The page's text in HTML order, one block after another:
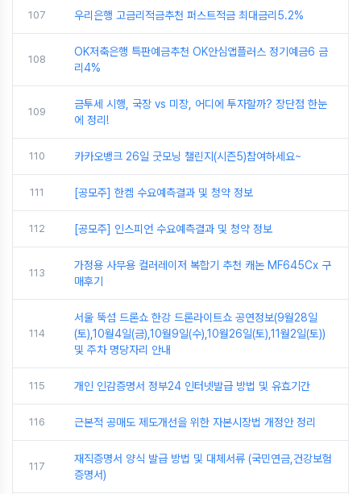
107 우리은행 고금리적금추천 퍼스트적금 최대금리5.2%
108
OK저축은행 특판예금추천 OK안심앱플러스 정기예금6 금
리4%
109
금투세 시행, 국장 vs 미장, 어디에 투자할까? 장단점 한눈
에 정리!
110 카카오뱅크 26일 굿모닝 챌린지(시즌5)참여하세요~
111 [공모주] 한켐 수요예측결과 및 청약 정보
112 [공모주] 인스피언 수요예측결과 및 청약 정보
113
가정용 사무용 컬러레이저 복합기 추천 캐논 MF645Cx 구
매후기
114
서울 뚝섬 드론쇼 한강 드론라이트쇼 공연정보(9월28일
(토),10월4일(금),10월9일(수),10월26일(토),11월2일(토))
및 주차 명당자리 안내
115 개인 인감증명서 정부24 인터넷발급 방법 및 유효기간
116 근본적 공매도 제도개선을 위한 자본시장법 개정안 정리
117
재직증명서 양식 발급 방법 및 대체서류 (국민연금,건강보험
증명서)